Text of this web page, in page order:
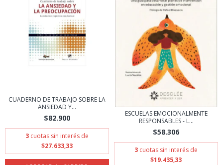
CUADERNO DE TRABAJO SOBRE LA
ANSIEDAD Y...
$82.900
3 cuotas sin interés de
$27.633,33
ESCUELAS EMOCIONALMENTE
RESPONSABLES - L...
$58.306
3 cuotas sin interés de
$19.435,33